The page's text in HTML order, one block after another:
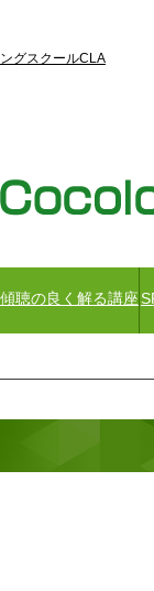
グスクールCLA
傾聴の良く解る講座